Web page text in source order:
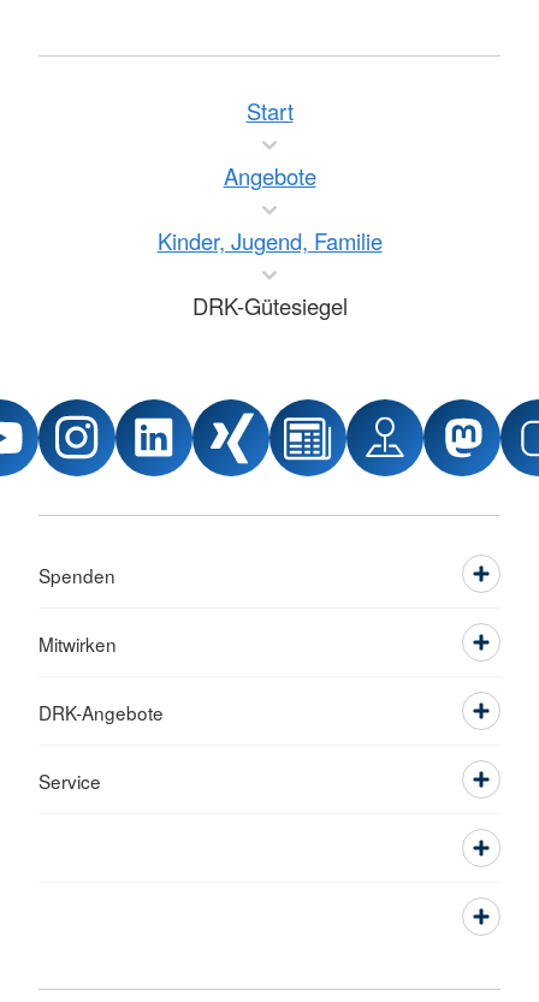
Start
Angebote
Kinder, Jugend, Familie
DRK-Gütesiegel
Spenden
Mitwirken
DRK-Angebote
Service